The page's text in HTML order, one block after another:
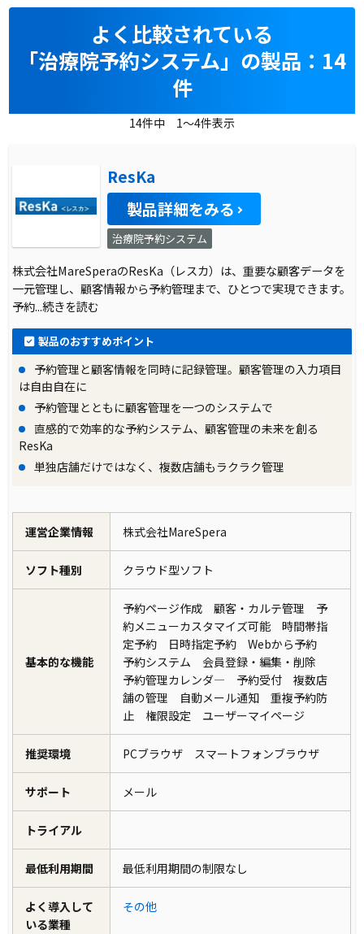
よく比較されている
「治療院予約システム」の製品：14
件
14件中 1～4件表示
ResKa
製品詳細をみる
治療院予約システム
株式会社MareSperaのResKa（レスカ）は、重要な顧客データを
一元管理し、顧客情報から予約管理まで、ひとつで実現できます。
予約...続きを読む
製品のおすすめポイント
予約管理と顧客情報を同時に記録管理。顧客管理の入力項目
は自由自在に
予約管理とともに顧客管理を一つのシステムで
直感的で効率的な予約システム、顧客管理の未来を創る
ResKa
単独店舗だけではなく、複数店舗もラクラク管理
運営企業情報 株式会社MareSpera
ソフト種別 クラウド型ソフト
基本的な機能
予約ページ作成 顧客・カルテ管理 予
約メニューカスタマイズ可能 時間帯指
定予約 日時指定予約 Webから予約
予約システム 会員登録・編集・削除
予約管理カレンダ― 予約受付 複数店
舗の管理 自動メール通知 重複予約防
止 権限設定 ユーザーマイページ
推奨環境 PCブラウザ スマートフォンブラウザ
サポート メール
トライアル
最低利用期間 最低利用期間の制限なし
よく導入して
いる業種
その他